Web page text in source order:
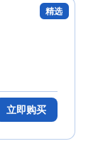
精选
立即购买